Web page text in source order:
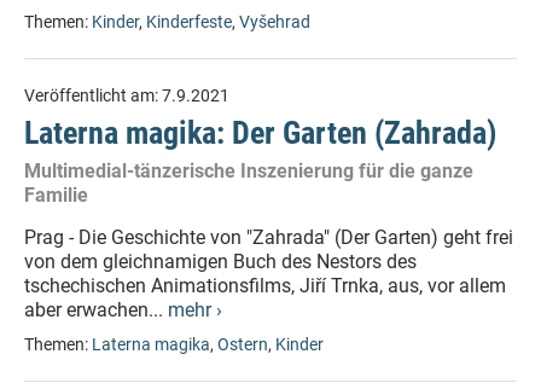
Themen: Kinder, Kinderfeste, Vyšehrad
Veröffentlicht am:7.9.2021
Laterna magika: Der Garten (Zahrada)
Multimedial-tänzerische Inszenierung für die ganze
Familie
Prag - Die Geschichte von "Zahrada" (Der Garten) geht frei
von dem gleichnamigen Buch des Nestors des
tschechischen Animationsfilms, Jiří Trnka, aus, vor allem
aber erwachen... mehr ›
Themen: Laterna magika, Ostern, Kinder